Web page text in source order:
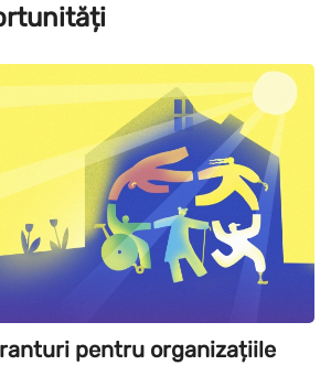
pentru organizațiile